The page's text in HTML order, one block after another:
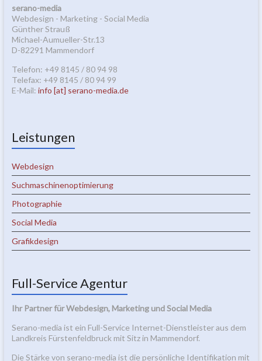
serano-media
Webdesign - Marketing - Social Media
Günther Strauß
Michael-Aumueller-Str.13
D-82291 Mammendorf
Telefon: +49 8145 / 80 94 98
Telefax: +49 8145 / 80 94 99
E-Mail: info [at] serano-media.de
Leistungen
Webdesign
Suchmaschinenoptimierung
Photographie
Social Media
Grafikdesign
Full-Service Agentur
Ihr Partner für Webdesign, Marketing und Social Media
Serano-media ist ein Full-Service Internet-Dienstleister aus dem
Landkreis Fürstenfeldbruck mit Sitz in Mammendorf.
Die Stärke von serano-media ist die persönliche Identifikation mit